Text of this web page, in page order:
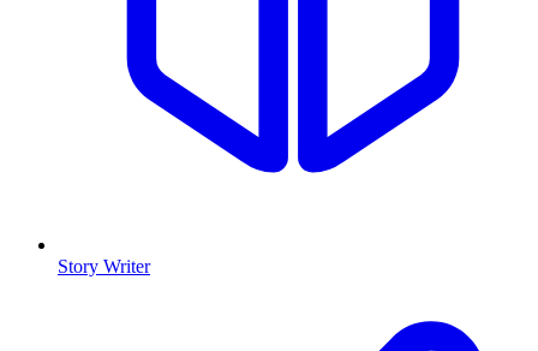
Story Writer